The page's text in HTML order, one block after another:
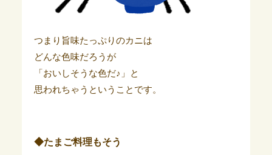
つまり旨味たっぷりのカニは
どんな色味だろうが
「おいしそうな色だ♪」と
思われちゃうということです。
◆たまご料理もそう